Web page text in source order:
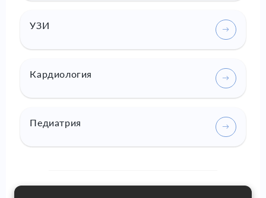
УЗИ
Кардиология
Педиатрия